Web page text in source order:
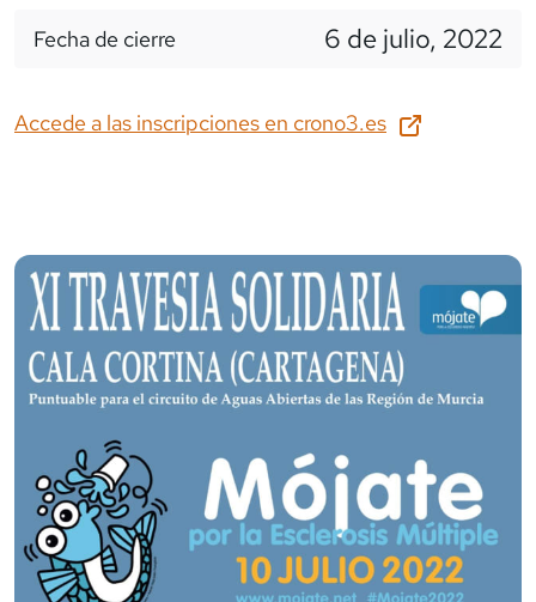
Fecha de cierre 6 de julio, 2022
Accede a las inscripciones en crono3.es